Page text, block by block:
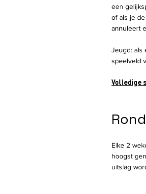
een
of als je
annuleert
Jeugd: als
speelveld
Volledige
Elke 2
hoogst
uitslag